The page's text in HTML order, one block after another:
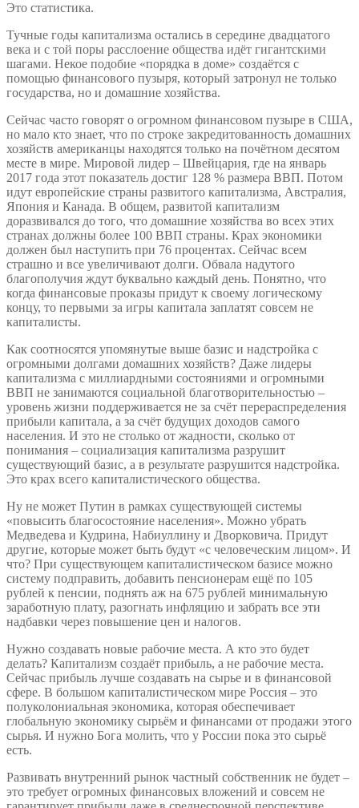
Это статистика.
Тучные годы капитализма остались в середине двадцатого
века и с той поры расслоение общества идёт гигантскими
шагами. Некое подобие «порядка в доме» создаётся с
помощью финансового пузыря, который затронул не только
государства, но и домашние хозяйства.
Сейчас часто говорят о огромном финансовом пузыре в США,
но мало кто знает, что по строке закредитованность домашних
хозяйств американцы находятся только на почётном десятом
месте в мире. Мировой лидер – Швейцария, где на январь
2017 года этот показатель достиг 128 % размера ВВП. Потом
идут европейские страны развитого капитализма, Австралия,
Япония и Канада. В общем, развитой капитализм
доразвивался до того, что домашние хозяйства во всех этих
странах должны более 100 ВВП страны. Крах экономики
должен был наступить при 76 процентах. Сейчас всем
страшно и все увеличивают долги. Обвала надутого
благополучия ждут буквально каждый день. Понятно, что
когда финансовые проказы придут к своему логическому
концу, то первыми за игры капитала заплатят совсем не
капиталисты.
Как соотносятся упомянутые выше базис и надстройка с
огромными долгами домашних хозяйств? Даже лидеры
капитализма с миллиардными состояниями и огромными
ВВП не занимаются социальной благотворительностью –
уровень жизни поддерживается не за счёт перераспределения
прибыли капитала, а за счёт будущих доходов самого
населения. И это не столько от жадности, сколько от
понимания – социализация капитализма разрушит
существующий базис, а в результате разрушится надстройка.
Это крах всего капиталистического общества.
Ну не может Путин в рамках существующей системы
«повысить благосостояние населения». Можно убрать
Медведева и Кудрина, Набиуллину и Дворковича. Придут
другие, которые может быть будут «с человеческим лицом». И
что? При существующем капиталистическом базисе можно
систему подправить, добавить пенсионерам ещё по 105
рублей к пенсии, поднять аж на 675 рублей минимальную
заработную плату, разогнать инфляцию и забрать все эти
надбавки через повышение цен и налогов.
Нужно создавать новые рабочие места. А кто это будет
делать? Капитализм создаёт прибыль, а не рабочие места.
Сейчас прибыль лучше создавать на сырье и в финансовой
сфере. В большом капиталистическом мире Россия – это
полуколониальная экономика, которая обеспечивает
глобальную экономику сырьём и финансами от продажи этого
сырья. И нужно Бога молить, что у России пока это сырьё
есть.
Развивать внутренний рынок частный собственник не будет –
это требует огромных финансовых вложений и совсем не